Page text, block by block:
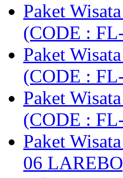
Paket
(CODE :
Paket
(CODE :
Paket
(CODE :
Paket
06